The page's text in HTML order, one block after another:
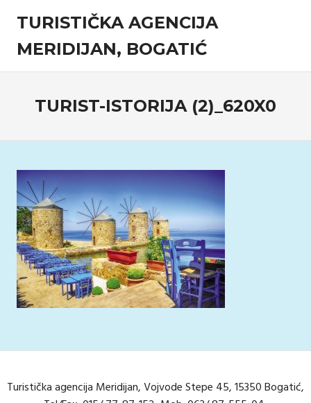
content
TURISTIČKA AGENCIJA
MERIDIJAN, BOGATIĆ
Turistička
TURIST-ISTORIJA (2)_620X0
Turistička agencija Meridijan, Vojvode Stepe 45, 15350 Bogatić,